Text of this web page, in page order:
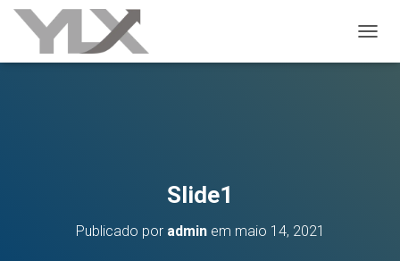
Slide1
Publicado por adminem maio 14, 2021